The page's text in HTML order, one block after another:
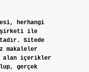
herhangi
şirketi ile
Sitede
makaleler
alan içerikler
gerçek